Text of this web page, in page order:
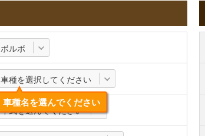
ボルボ
車種を選択してください
車種名を選んでください
年式を選んでください